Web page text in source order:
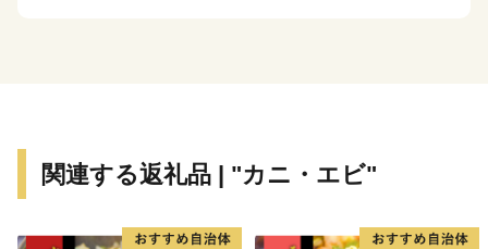
詳しくは、下記ページをご覧ください。
（上記URLをコピー＆ペーストしアドレスバーへ貼り付
関連する返礼品 | "カニ・エビ"